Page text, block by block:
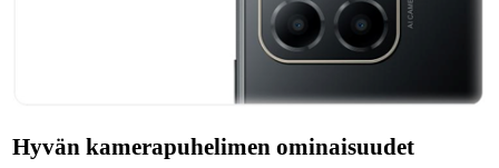
Hyvän kamerapuhelimen ominaisuudet